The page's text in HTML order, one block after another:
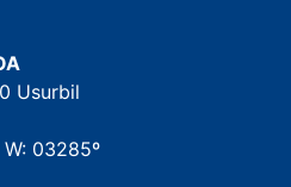
Usurbil
03285º